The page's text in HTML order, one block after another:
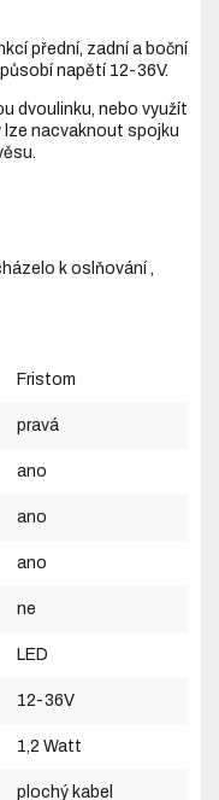
přední, zadní a boční
napětí 12-36V.
dvoulinku, nebo využít
lze nacvaknout spojku
k oslňování ,
Fristom
pravá
ano
ano
ano
ne
LED
12-36V
1,2 Watt
plochý kabel